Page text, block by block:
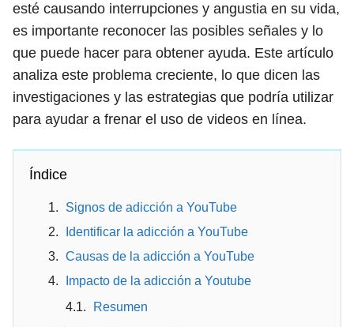
esté causando interrupciones y angustia en su vida,
es importante reconocer las posibles señales y lo
que puede hacer para obtener ayuda. Este artículo
analiza este problema creciente, lo que dicen las
investigaciones y las estrategias que podría utilizar
para ayudar a frenar el uso de videos en línea.
Índice
Signos de adicción a YouTube
Identificar la adicción a YouTube
Causas de la adicción a YouTube
Impacto de la adicción a Youtube
Resumen